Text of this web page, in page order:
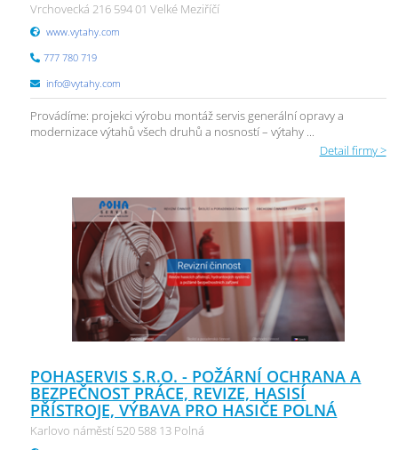
Vrchovecká 216 594 01 Velké Meziříčí
www.vytahy.com
777 780 719
info@vytahy.com
Provádíme: projekci výrobu montáž servis generální opravy a
modernizace výtahů všech druhů a nosností – výtahy ...
Detail firmy >
POHASERVIS S.R.O. - POŽÁRNÍ OCHRANA A
BEZPEČNOST PRÁCE, REVIZE, HASISÍ
PŘÍSTROJE, VÝBAVA PRO HASIČE POLNÁ
Karlovo náměstí 520 588 13 Polná